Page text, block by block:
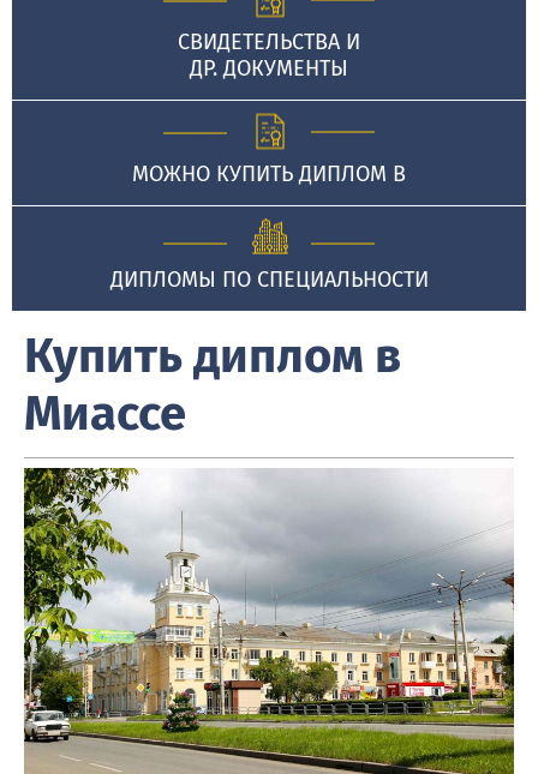
СВИДЕТЕЛЬСТВА И
ДР. ДОКУМЕНТЫ
МОЖНО КУПИТЬ ДИПЛОМ В
ДИПЛОМЫ ПО СПЕЦИАЛЬНОСТИ
Купить диплом в
Миассе